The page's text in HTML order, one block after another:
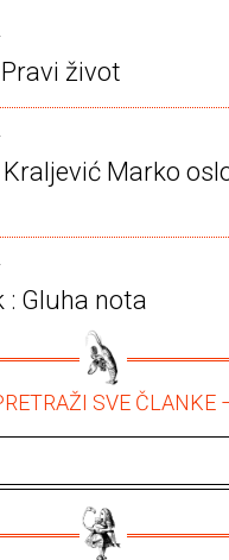
život
Marko
: Gluha nota
SVE ČLANKE